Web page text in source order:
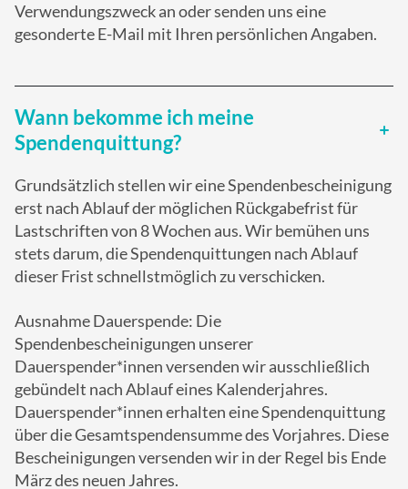
Verwendungszweck an oder senden uns eine
gesonderte E-Mail mit Ihren persönlichen Angaben.
Wann bekomme ich meine
Spendenquittung?
Grundsätzlich stellen wir eine Spendenbescheinigung
erst nach Ablauf der möglichen Rückgabefrist für
Lastschriften von 8 Wochen aus. Wir bemühen uns
stets darum, die Spendenquittungen nach Ablauf
dieser Frist schnellstmöglich zu verschicken.
Ausnahme Dauerspende: Die
Spendenbescheinigungen unserer
Dauerspender*innen versenden wir ausschließlich
gebündelt nach Ablauf eines Kalenderjahres.
Dauerspender*innen erhalten eine Spendenquittung
über die Gesamtspendensumme des Vorjahres. Diese
Bescheinigungen versenden wir in der Regel bis Ende
März des neuen Jahres.